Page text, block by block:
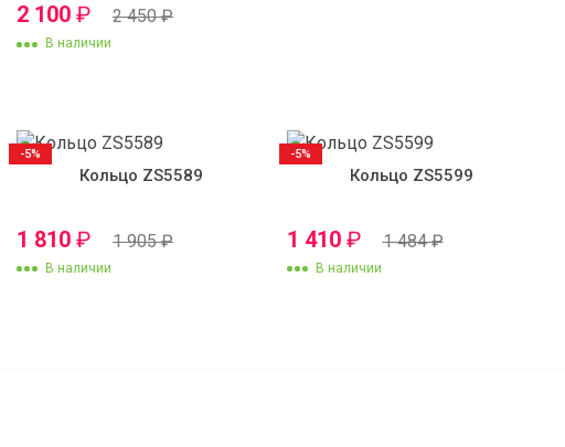
2 100 ₽ 2 450₽
В наличии
Кольцо ZS5589
1 810 ₽ 1 905₽
В наличии
-5%
Кольцо ZS5599
1 410 ₽ 1 484₽
В наличии
-5%